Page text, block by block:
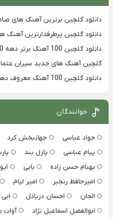
دانلود گلچین برترین آهنگ های
دانلود گلچین پرطرفدارترین آهنگ های
دانلود گلچین 100 آهنگ برتر دهه 90
گلچین آهنگ های جدید سیران عثمان
دانلود گلچین 100 آهنگ معروف دهه 80
خوانندگان
جواد عباسی جهانبخش کرد
پیام عباسی
پازل بند
بهنام حسن زاده
بابی
امیرحافظ رنجبر
امیر لیام
الجان
احسان دریادل
ابوالفضل اسماعیل نژاد
آوات